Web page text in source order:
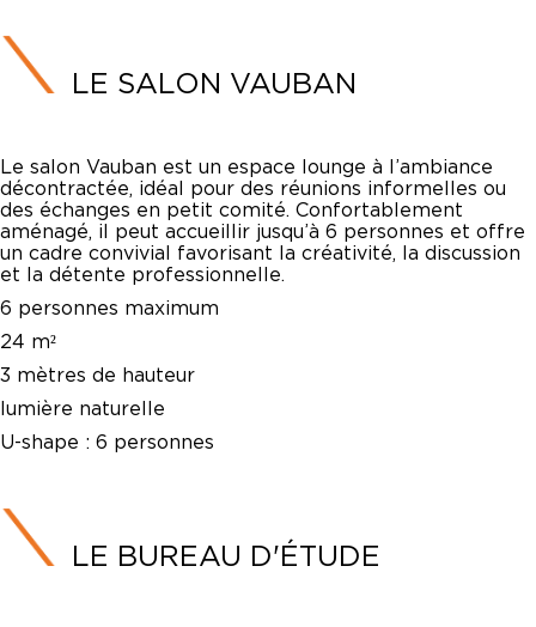
LE SALON VAUBAN
Le salon Vauban est un espace lounge à l’ambiance
décontractée, idéal pour des réunions informelles ou
des échanges en petit comité. Confortablement
aménagé, il peut accueillir jusqu’à 6 personnes et offre
un cadre convivial favorisant la créativité, la discussion
et la détente professionnelle.
6 personnes maximum
24 m²
3 mètres de hauteur
lumière naturelle
U-shape : 6 personnes
LE BUREAU D'ÉTUDE